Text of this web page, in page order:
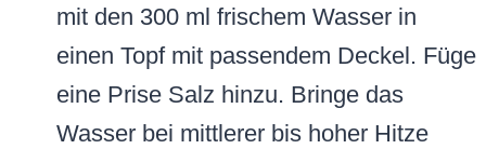
mit den 300 ml frischem Wasser in
einen Topf mit passendem Deckel. Füge
eine Prise Salz hinzu. Bringe das
Wasser bei mittlerer bis hoher Hitze